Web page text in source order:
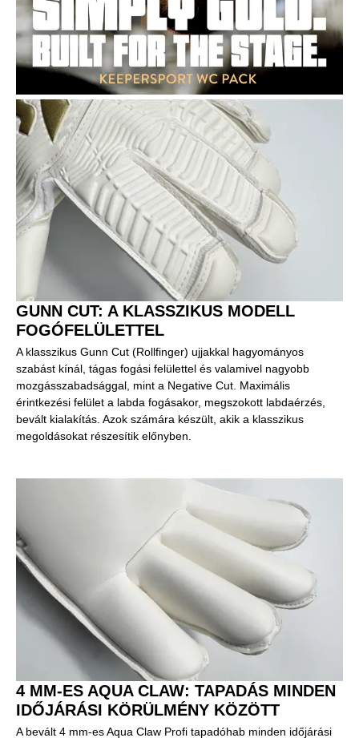
GUNN CUT: A KLASSZIKUS MODELL
FOGÓFELÜLETTEL
A klasszikus Gunn Cut (Rollfinger) ujjakkal hagyományos
szabást kínál, tágas fogási felülettel és valamivel nagyobb
mozgásszabadsággal, mint a Negative Cut. Maximális
érintkezési felület a labda fogásakor, megszokott labdaérzés,
bevált kialakítás. Azok számára készült, akik a klasszikus
megoldásokat részesítik előnyben.
4 MM-ES AQUA CLAW: TAPADÁS MINDEN
IDŐJÁRÁSI KÖRÜLMÉNY KÖZÖTT
A bevált 4 mm-es Aqua Claw Profi tapadóhab minden időjárási